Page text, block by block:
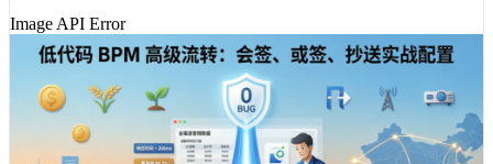
Image API Error